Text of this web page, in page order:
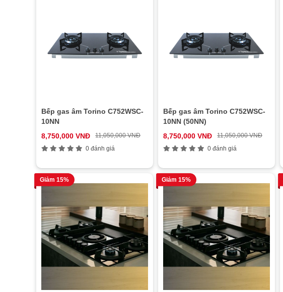
Bếp gas âm Torino C752WSC-
10NN
8,750,000 VNĐ
11,050,000 VNĐ
0 đánh giá
Bếp gas âm Torino C752WSC-
10NN (50NN)
8,750,000 VNĐ
11,050,000 VNĐ
0 đánh giá
Giảm 15% Giảm 15%